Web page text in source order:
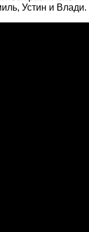
Устин и Влади.